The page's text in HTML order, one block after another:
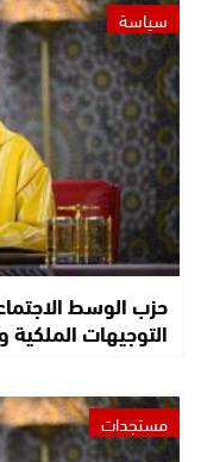
سياسة
حزب الوسط
التوجيهات
مستجدات